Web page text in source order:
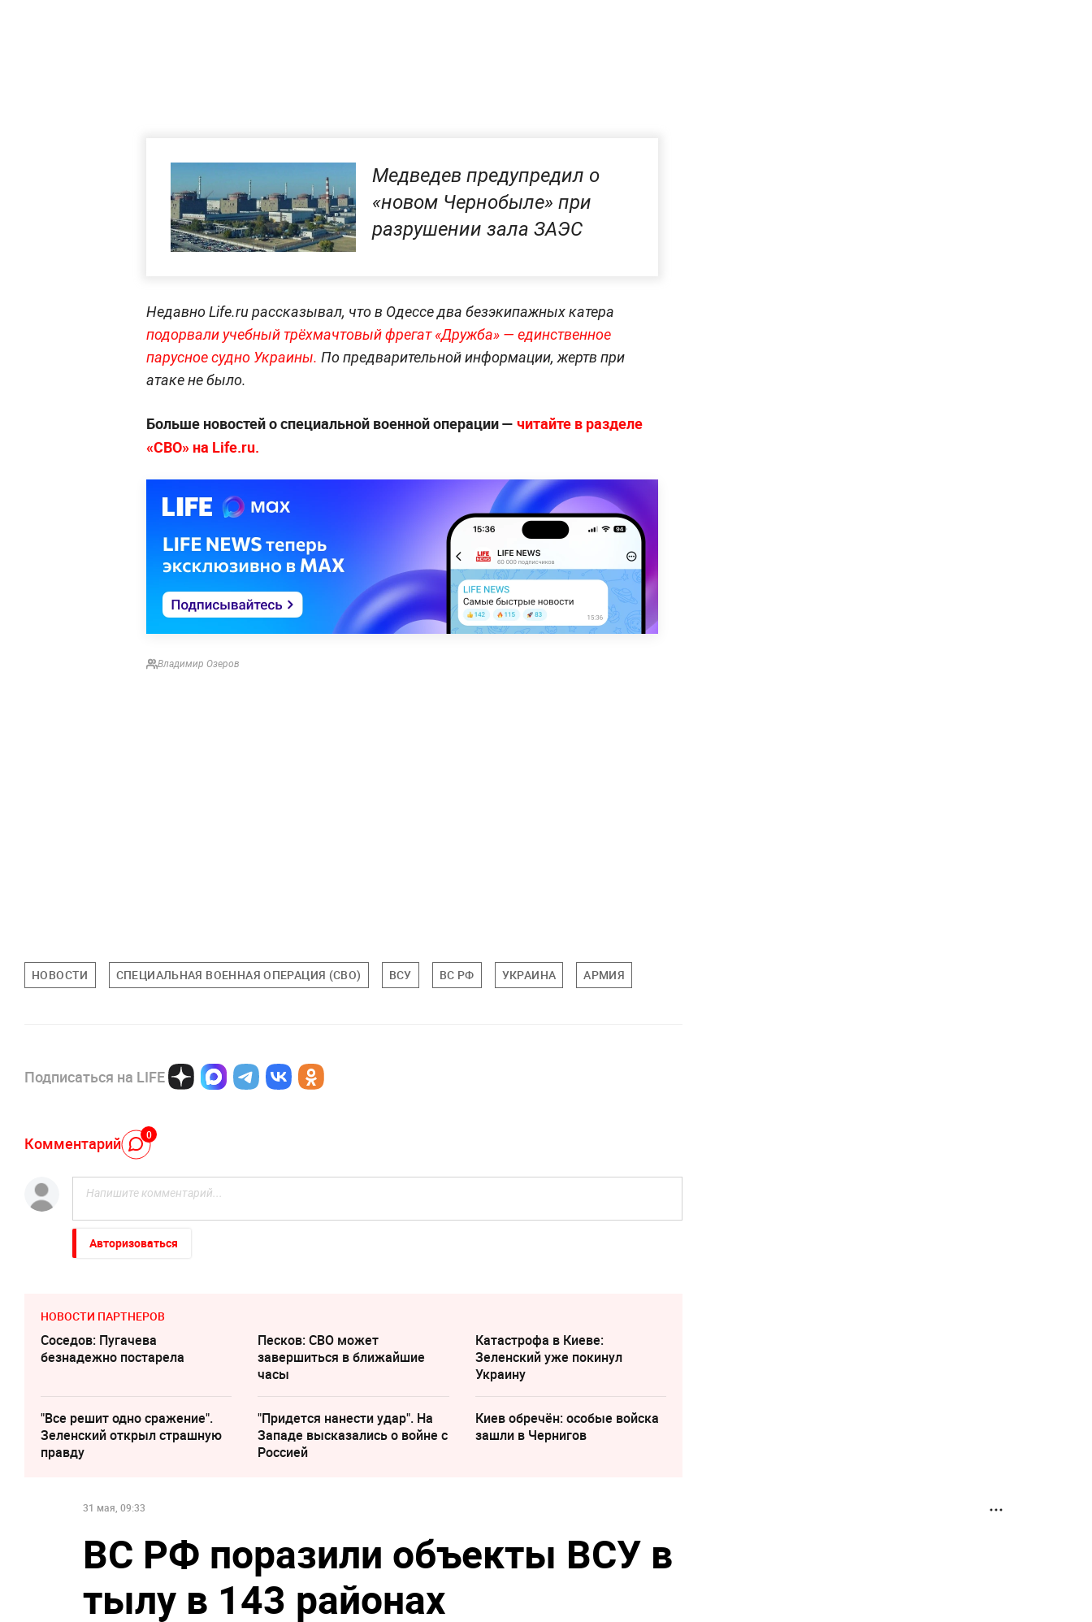
Медведев предупредил о
«новом Чернобыле» при
разрушении зала ЗАЭС
Недавно Life.ru рассказывал, что в Одессе два безэкипажных катера
подорвали учебный трёхмачтовый фрегат «Дружба» — единственное
парусное судно Украины. По предварительной информации, жертв при
атаке не было.
Больше новостей о специальной военной операции — читайте в разделе
«СВО» на Life.ru.
Владимир Озеров
НОВОСТИ СПЕЦИАЛЬНАЯ ВОЕННАЯ ОПЕРАЦИЯ (СВО) ВСУ ВС РФ УКРАИНА АРМИЯ
Подписаться на LIFE
Комментарий 0
Авторизоваться
НОВОСТИ ПАРТНЕРОВ
Соседов: Пугачева
безнадежно постарела
Песков: СВО может
завершиться в ближайшие
часы
Катастрофа в Киеве:
Зеленский уже покинул
Украину
"Все решит одно сражение".
Зеленский открыл страшную
правду
"Придется нанести удар". На
Западе высказались о войне с
Россией
Киев обречён: особые войска
зашли в Чернигов
31 мая, 09:33
ВС РФ поразили объекты ВСУ в
тылу в 143 районах